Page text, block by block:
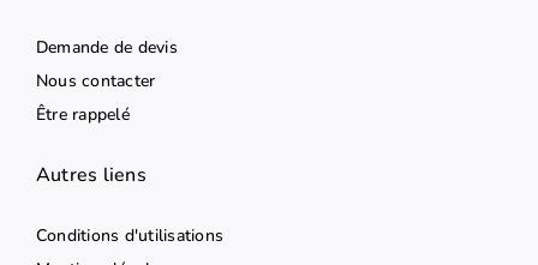
Demande de devis
Nous contacter
Être rappelé
Autres liens
Conditions d'utilisations